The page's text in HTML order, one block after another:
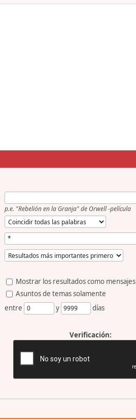
p.e. "Rebelión en la Granja" de Orwell -película
Mostrar los resultados como mensajes
Asuntos de temas solamente
entre y días
Verificación: